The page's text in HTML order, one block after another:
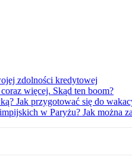
zdolności kredytowej
więcej. Skąd ten boom?
Jak przygotować się do
w Paryżu? Jak można